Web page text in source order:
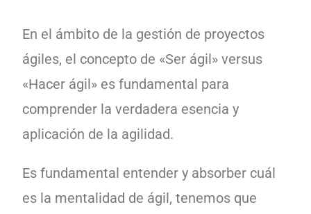
En el ámbito de la gestión de proyectos
ágiles, el concepto de «Ser ágil» versus
«Hacer ágil» es fundamental para
comprender la verdadera esencia y
aplicación de la agilidad.
Es fundamental entender y absorber cuál
es la mentalidad de ágil, tenemos que